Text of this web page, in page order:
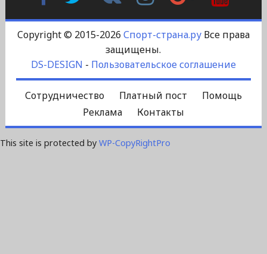
Контакте
Plus
Copyright © 2015-2026 Спорт-страна.руВсе права
защищены.
DS-DESIGN - Пользовательское соглашение
Сотрудничество Платный пост
Помощь
Реклама
Контакты
This site is protected by WP-CopyRightPro